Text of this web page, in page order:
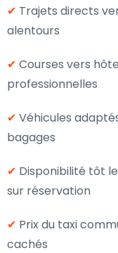
✔ Trajets directs
alentours
✔ Courses vers
professionnelles
✔ Véhicules
bagages
✔ Disponibilité tôt
sur réservation
✔ Prix du taxi
cachés